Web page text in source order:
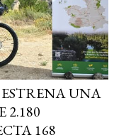
UNA
2.180
168